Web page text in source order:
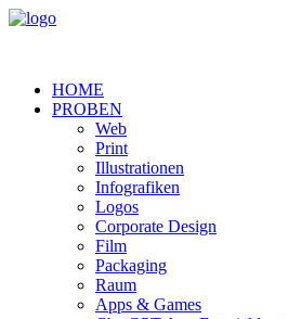
HOME
PROBEN
Web
Print
Illustrationen
Infografiken
Logos
Corporate Design
Film
Packaging
Raum
Apps & Games